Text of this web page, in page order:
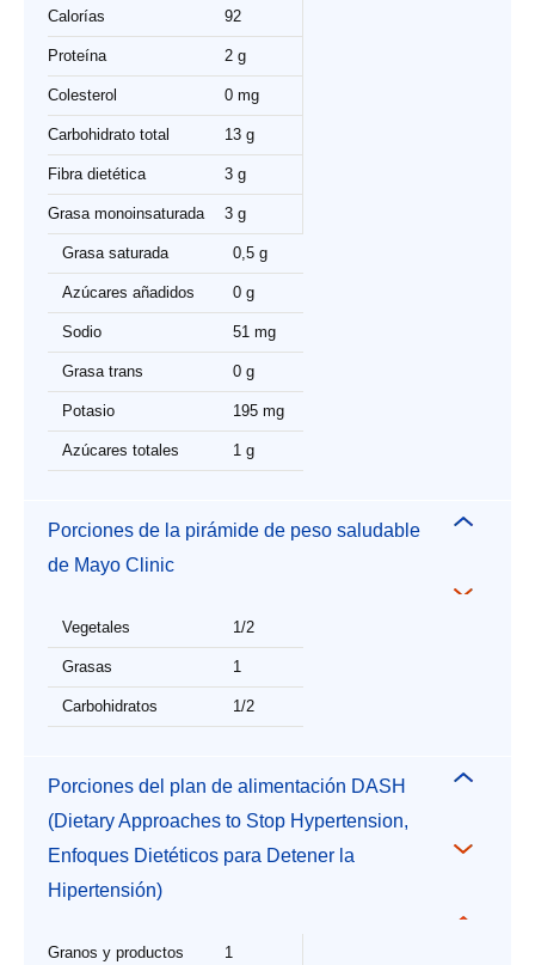
Calorías 92
Proteína 2 g
Colesterol 0 mg
Carbohidrato total 13 g
Fibra dietética 3 g
Grasa monoinsaturada 3 g
Grasa saturada 0,5 g
Azúcares añadidos 0 g
Sodio 51 mg
Grasa trans 0 g
Potasio 195 mg
Azúcares totales 1 g
Porciones de la pirámide de peso saludable
de Mayo Clinic
Vegetales 1/2
Grasas 1
Carbohidratos 1/2
Porciones del plan de alimentación DASH
(Dietary Approaches to Stop Hypertension,
Enfoques Dietéticos para Detener la
Hipertensión)
Granos y productos
1